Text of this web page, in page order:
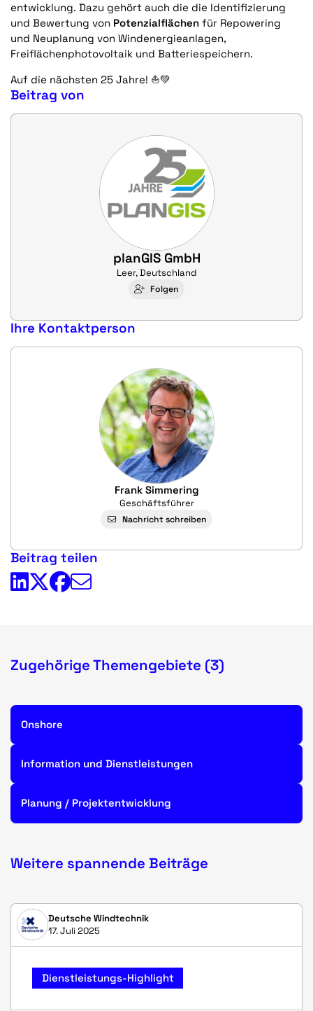
entwicklung. Dazu gehört auch die die Identifizierung
und Bewertung von Potenzialflächen für Repowering
und Neuplanung von Windenergieanlagen,
Freiflächenphotovoltaik und Batteriespeichern.
Auf die nächsten 25 Jahre! ⛵💚
Beitrag von
planGIS GmbH
Leer, Deutschland
Folgen
Ihre Kontaktperson
Frank Simmering
Geschäftsführer
Nachricht schreiben
Beitrag teilen
Zugehörige Themengebiete (3)
Onshore
Information und Dienstleistungen
Planung / Projektentwicklung
Weitere spannende Beiträge
Deutsche Windtechnik
17. Juli 2025
Dienstleistungs-Highlight